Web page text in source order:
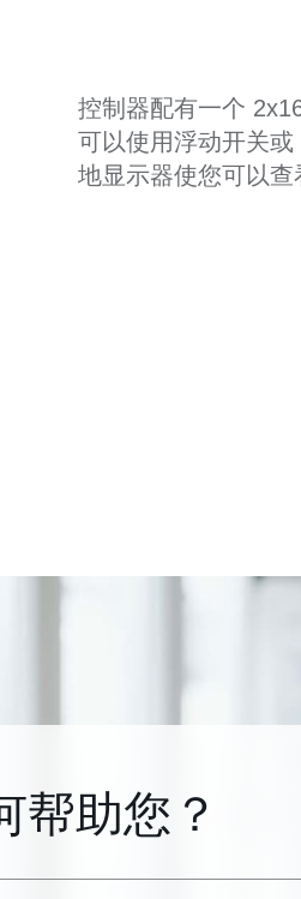
控制器配有一个
可以使用浮动开关
地显示器使您可以查
帮助您？